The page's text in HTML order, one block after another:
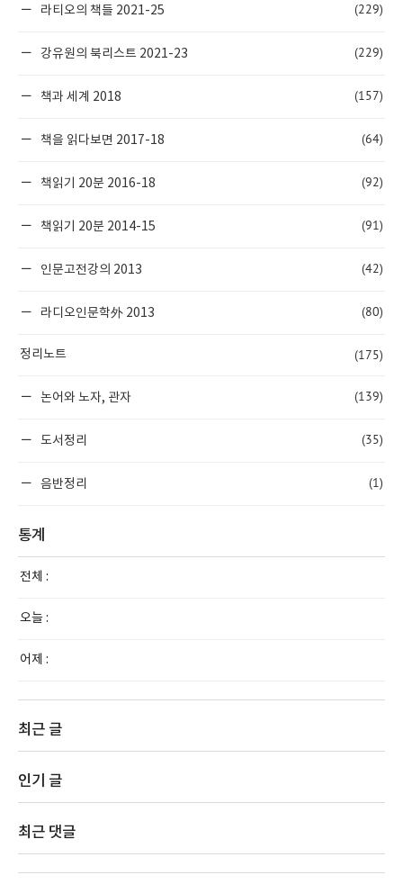
라티오의 책들 2021-25 (229)
강유원의 북리스트 2021-23 (229)
책과 세계 2018 (157)
책을 읽다보면 2017-18 (64)
책읽기 20분 2016-18 (92)
책읽기 20분 2014-15 (91)
인문고전강의 2013 (42)
라디오인문학外 2013 (80)
정리노트 (175)
논어와 노자, 관자 (139)
도서정리 (35)
음반정리 (1)
통계
전체 :
오늘 :
어제 :
최근 글
인기 글
최근 댓글